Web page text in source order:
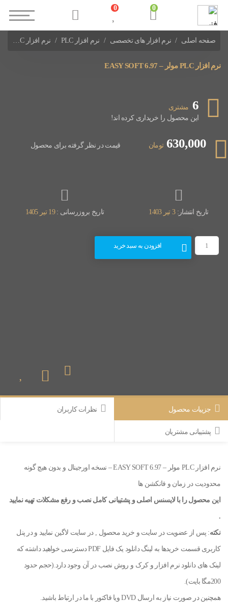
صفحه اصلی نرم افزار های تخصصی نرم افزار PLC
نرم افزارهای PLC سایر شرکت ها
نرم افزار PLC مولر – EASY SOFT 6.97
نرم افزار PLC مولر – EASY SOFT 6.97
6 مشتری
این محصول را خریداری کرده اند!
630,000 تومان قیمت در نظر گرفته برای محصول
تاریخ انتشار:3 تیر 1403 تاریخ بروزرسانی :19 تیر 1405
افزودن به سبد خرید
جزییات محصول نظرات کاربران
پشتیبانی مشتریان
نرم افزار PLC مولر – EASY SOFT 6.97 – نسخه اورجینال و بدون هیچ گونه
محدودیت در زمان و فانکشن ها
این محصول را با لایسنس اصلی و پشتیبانی کامل نصب و رفع مشکلات تهیه نمایید
.
نکته: پس از عضویت در سایت و خرید محصول , در سایت لاگین نمایید و در پنل
کاربری قسمت خریدها به لینگ دانلود یک فایل PDF دسترسی خواهید داشته که
لینک های دانلود نرم افزار و کرک و روش نصب در آن وجود دارد.(حجم حدود
200مگا بایت).
همچنین در صورت نیاز به ارسال DVD ویا فاکتور با ما در ارتباط باشید.
0
0